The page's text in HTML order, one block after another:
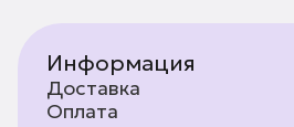
Информация
Доставка
Оплата